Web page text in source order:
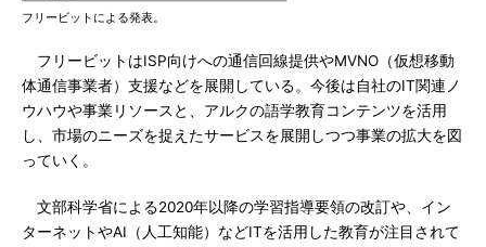
フリービットによる発表。
フリービットはISP向けへの通信回線提供やMVNO（仮想移動
体通信事業者）支援などを展開している。今後は自社のIT関連ノ
ウハウや事業リソースと、アルクの語学教育コンテンツを活用
し、市場のニーズを捉えたサービスを展開しつつ事業の拡大を図
っていく。
文部科学省による2020年以降の学習指導要領の改訂や、イン
ターネットやAI（人工知能）などITを活用した教育が注目されて